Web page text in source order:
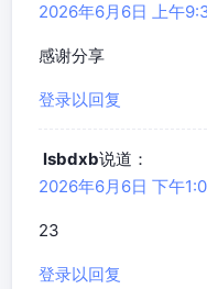
2026年6月6日 上午
感谢分享
登录以回复
lsbdxb说道：
2026年6月6日 下午
23
登录以回复